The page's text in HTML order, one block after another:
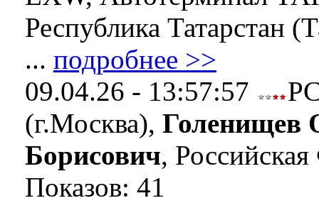
Республика Татарстан
... подробнее >>
09.04.26 - 13:57:57
(г.Москва), Голенищев
Борисович,
Показов: 41